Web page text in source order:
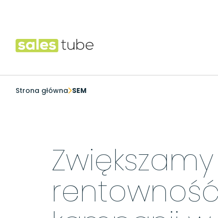
Salestube
Strona główna SEM
Zwiększamy
rentowność